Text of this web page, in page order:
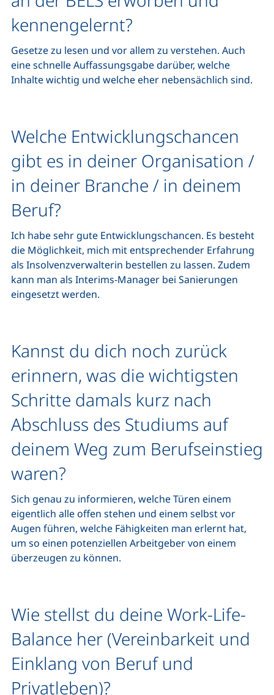
kennengelernt?
Gesetze zu lesen und vor allem zu verstehen. Auch
eine schnelle Auffassungsgabe darüber, welche
Inhalte wichtig und welche eher nebensächlich sind.
Welche Entwicklungschancen
gibt es in deiner Organisation /
in deiner Branche / in deinem
Beruf?
Ich habe sehr gute Entwicklungschancen. Es besteht
die Möglichkeit, mich mit entsprechender Erfahrung
als Insolvenzverwalterin bestellen zu lassen. Zudem
kann man als Interims-Manager bei Sanierungen
eingesetzt werden.
Kannst du dich noch zurück
erinnern, was die wichtigsten
Schritte damals kurz nach
Abschluss des Studiums auf
deinem Weg zum Berufseinstieg
waren?
Sich genau zu informieren, welche Türen einem
eigentlich alle offen stehen und einem selbst vor
Augen führen, welche Fähigkeiten man erlernt hat,
um so einen potenziellen Arbeitgeber von einem
überzeugen zu können.
Wie stellst du deine Work-Life-
Balance her (Vereinbarkeit und
Einklang von Beruf und
Privatleben)?